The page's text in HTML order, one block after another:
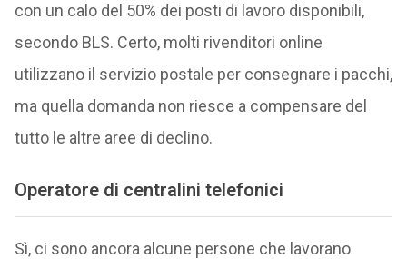
con un calo del 50% dei posti di lavoro disponibili,
secondo BLS. Certo, molti rivenditori online
utilizzano il servizio postale per consegnare i pacchi,
ma quella domanda non riesce a compensare del
tutto le altre aree di declino.
Operatore di centralini telefonici
Sì, ci sono ancora alcune persone che lavorano